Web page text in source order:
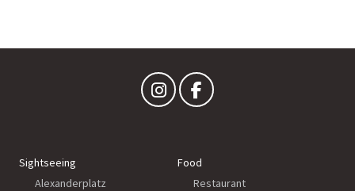
Sightseeing
Alexanderplatz
Food
Restaurant